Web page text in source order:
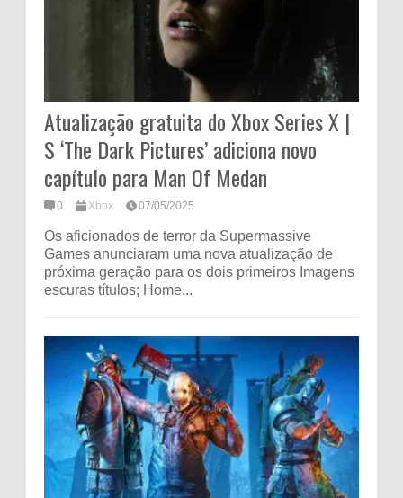
Atualização gratuita do Xbox Series X |
S ‘The Dark Pictures’ adiciona novo
capítulo para Man Of Medan
0 Xbox 07/05/2025
Os aficionados de terror da Supermassive
Games anunciaram uma nova atualização de
próxima geração para os dois primeiros Imagens
escuras títulos; Home...